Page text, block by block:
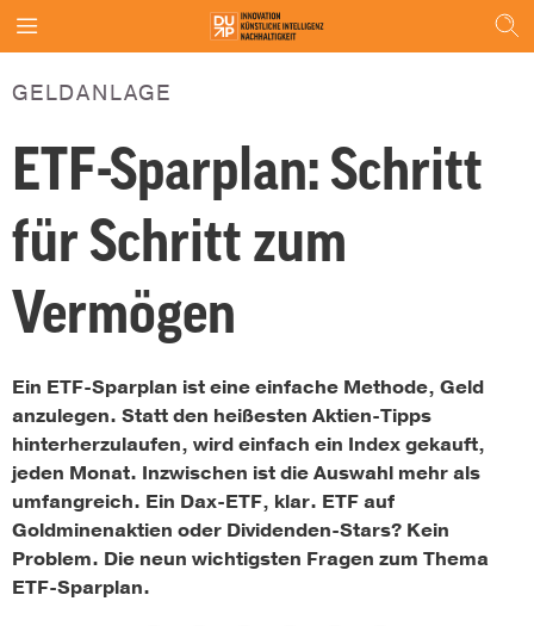
GELDANLAGE
ETF-Sparplan: Schritt
für Schritt zum
Vermögen
Ein ETF-Sparplan ist eine einfache Methode, Geld
anzulegen. Statt den heißesten Aktien-Tipps
hinterherzulaufen, wird einfach ein Index gekauft,
jeden Monat. Inzwischen ist die Auswahl mehr als
umfangreich. Ein Dax-ETF, klar. ETF auf
Goldminenaktien oder Dividenden-Stars? Kein
Problem. Die neun wichtigsten Fragen zum Thema
ETF-Sparplan.